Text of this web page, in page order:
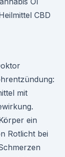
CBD
mit
ein
Rotlicht bei